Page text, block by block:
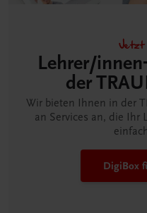
Jetzt
Lehrer/
der
Wir bieten Ihnen in der
an Services an, die Ihr
DigiBox